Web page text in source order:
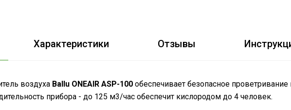
Характеристики Отзывы
воздуха Ballu ONEAIR ASP-100 обеспечивает безопасное
прибора - до 125 м3/час обеспечит кислородом до 4 человек.